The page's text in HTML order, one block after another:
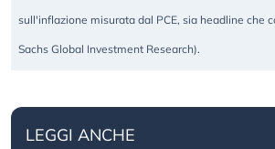
sull'inflazione misurata dal PCE, sia headline che
Sachs Global Investment Research).
LEGGI ANCHE